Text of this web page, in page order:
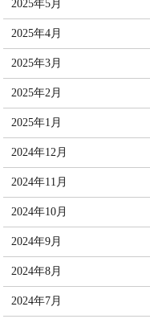
2025年5月
2025年4月
2025年3月
2025年2月
2025年1月
2024年12月
2024年11月
2024年10月
2024年9月
2024年8月
2024年7月